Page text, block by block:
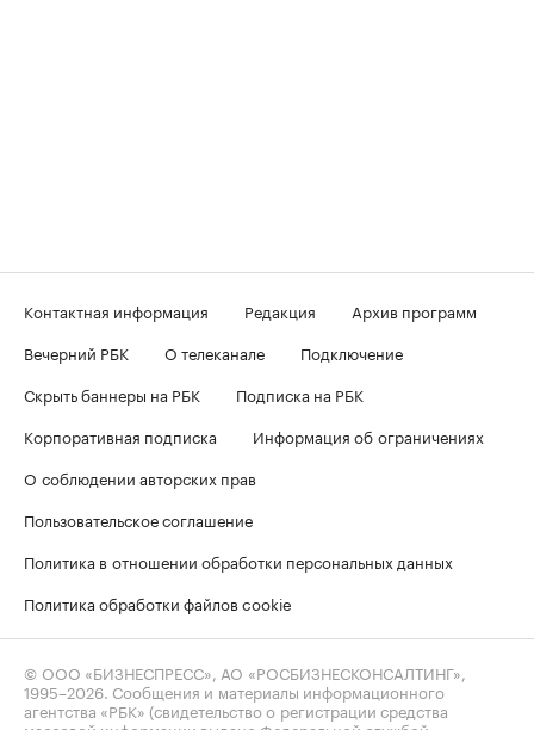
Контактная информация Редакция
Архив программ
Вечерний РБК
О телеканале
Подключение
Скрыть баннеры на РБК
Подписка на РБК
Корпоративная подписка
Информация об ограничениях
О соблюдении авторских прав
Пользовательское соглашение
Политика в отношении обработки персональных данных
Политика обработки файлов cookie
© ООО «БИЗНЕСПРЕСС», АО «РОСБИЗНЕСКОНСАЛТИНГ»,
1995–2026 . Сообщения и материалы информационного
агентства «РБК» (свидетельство о регистрации средства